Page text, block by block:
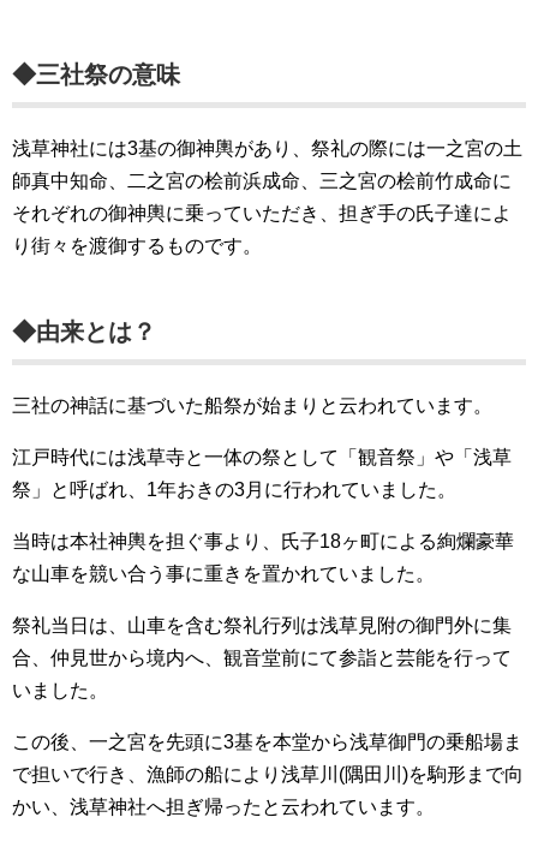
◆三社祭の意味
浅草神社には3基の御神輿があり、祭礼の際には一之宮の土
師真中知命、二之宮の桧前浜成命、三之宮の桧前竹成命に
それぞれの御神輿に乗っていただき、担ぎ手の氏子達によ
り街々を渡御するものです。
◆由来とは？
三社の神話に基づいた船祭が始まりと云われています。
江戸時代には浅草寺と一体の祭として「観音祭」や「浅草
祭」と呼ばれ、1年おきの3月に行われていました。
当時は本社神輿を担ぐ事より、氏子18ヶ町による絢爛豪華
な山車を競い合う事に重きを置かれていました。
祭礼当日は、山車を含む祭礼行列は浅草見附の御門外に集
合、仲見世から境内へ、観音堂前にて参詣と芸能を行って
いました。
この後、一之宮を先頭に3基を本堂から浅草御門の乗船場ま
で担いで行き、漁師の船により浅草川(隅田川)を駒形まで向
かい、浅草神社へ担ぎ帰ったと云われています。